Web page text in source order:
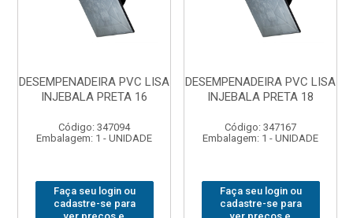
DESEMPENADEIRA PVC LISA
INJEBALA PRETA 16
Código: 347094
Embalagem: 1 - UNIDADE
Faça seu login ou
cadastre-se para
DESEMPENADEIRA PVC LISA
INJEBALA PRETA 18
Código: 347167
Embalagem: 1 - UNIDADE
Faça seu login ou
cadastre-se para